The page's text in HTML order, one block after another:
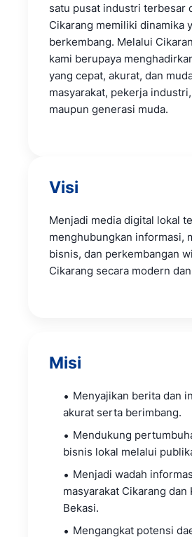
satu pusat industri terbesar
Cikarang memiliki dinamika
berkembang. Melalui
kami berupaya
yang cepat, akurat, dan
masyarakat, pekerja
maupun generasi muda.
Visi
Menjadi media digital lokal
menghubungkan informasi,
bisnis, dan perkembangan
Cikarang secara modern
Misi
Menyajikan berita dan
akurat serta berimbang.
Mendukung
bisnis lokal melalui
Menjadi wadah
masyarakat Cikarang dan
Bekasi.
Mengangkat potensi